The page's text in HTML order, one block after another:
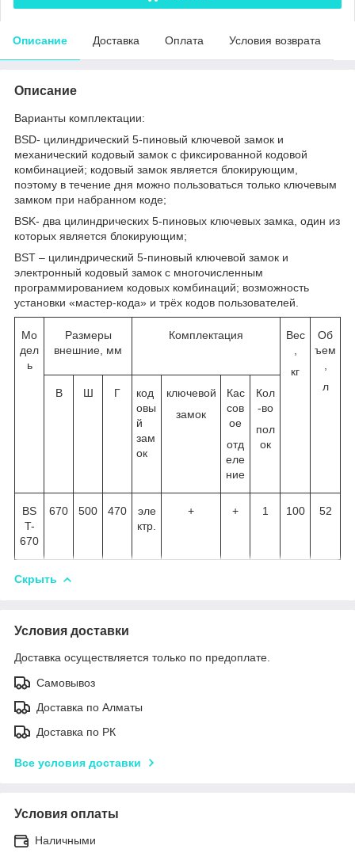
Описание Доставка Оплата Условия возврата
Описание
Варианты комплектации:
BSD- цилиндрический 5-пиновый ключевой замок и
механический кодовый замок с фиксированной кодовой
комбинацией; кодовый замок является блокирующим,
поэтому в течение дня можно пользоваться только ключевым
замком при набранном коде;
BSK- два цилиндрических 5-пиновых ключевых замка, один из
которых является блокирующим;
BST – цилиндрический 5-пиновый ключевой замок и
электронный кодовый замок с многочисленным
программированием кодовых комбинаций; возможность
установки «мастер-кода» и трёх кодов пользователей.
Мо
дел
ь
Размеры
внешние, мм
Комплектация
Вес
кг
Об
ъем
л
В Ш Г
код
овы
й
зам
ок
ключевой
замок
Кас
сов
ое
отд
еле
ние
Кол
-во
пол
ок
BS
T-
670
670 500 470
эле
ктр.
+ + 1 100 52
Скрыть
Условия доставки
Доставка осуществляется только по предоплате.
Самовывоз
Доставка по Алматы
Доставка по РК
Все условия доставки
Условия оплаты
Наличными